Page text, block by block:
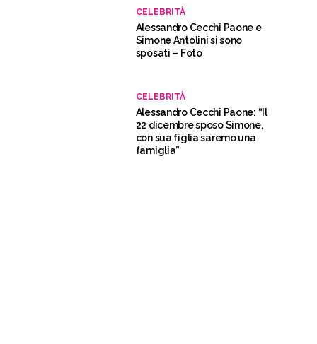
CELEBRITÀ
Alessandro Cecchi Paone e
Simone Antolini si sono
sposati – Foto
CELEBRITÀ
Alessandro Cecchi Paone: “Il
22 dicembre sposo Simone,
con sua figlia saremo una
famiglia”